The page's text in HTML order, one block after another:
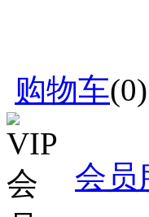
购物车(0
会员